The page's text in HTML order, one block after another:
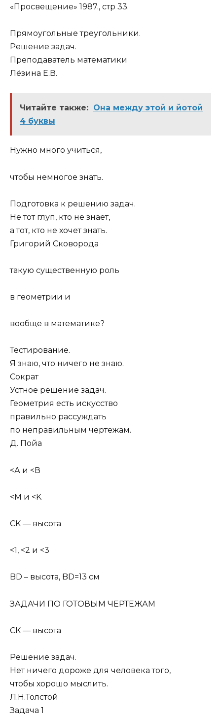
«Просвещение» 1987., стр 33.
Прямоугольные треугольники.
Решение задач.
Преподаватель математики
Лёзина Е.В.
Читайте также: Она между этой и йотой
4 буквы
Нужно много учиться,
чтобы немногое знать.
Подготовка к решению задач.
Не тот глуп, кто не знает,
а тот, кто не хочет знать.
Григорий Сковорода
такую существенную роль
в геометрии и
вообще в математике?
Тестирование.
Я знаю, что ничего не знаю.
Сократ
Устное решение задач.
Геометрия есть искусство
правильно рассуждать
по неправильным чертежам.
Д. Пойа
<А и <В
<M и <K
CK — высота
<1, <2 и <3
BD – высота, BD=13 см
ЗАДАЧИ ПО ГОТОВЫМ ЧЕРТЕЖАМ
СК — высота
Решение задач.
Нет ничего дороже для человека того,
чтобы хорошо мыслить.
Л.Н.Толстой
Задача 1